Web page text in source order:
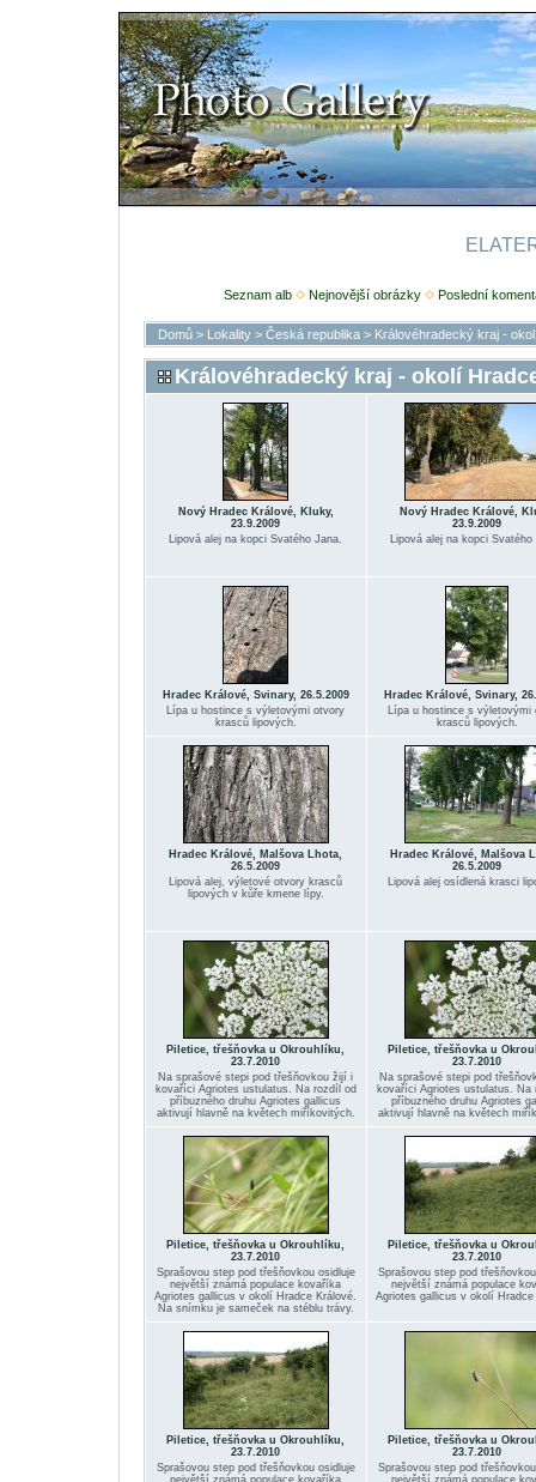
Seznam alb Nejnovější obrázky Poslední
Domů> Lokality> Česká republika> Královéhradecký kraj -
Královéhradecký kraj - okolí
Nový Hradec Králové, Kluky,
23.9.2009
Lipová alej na kopci Svatého Jana.
Nový Hradec Králové,
23.9.2009
Lipová alej na kopci Svatého
Hradec Králové, Svinary, 26.5.2009
Lípa u hostince s výletovými otvory
krasců lipových.
Hradec Králové, Svinary,
Lípa u hostince s výletovými
krasců lipových.
Hradec Králové, Malšova Lhota,
26.5.2009
Lipová alej, výletové otvory krasců
lipových v kůře kmene lípy.
Hradec Králové, Malšova
26.5.2009
Lipová alej osídlená krasci
Piletice, třešňovka u Okrouhlíku,
23.7.2010
Na sprašové stepi pod třešňovkou žijí i
kovaříci Agriotes ustulatus. Na rozdíl od
příbuzného druhu Agriotes gallicus
aktivují hlavně na květech miříkovitých.
Piletice, třešňovka u
23.7.2010
Na sprašové stepi pod
kovaříci Agriotes ustulatus. Na
příbuzného druhu Agriotes
aktivují hlavně na květech
Piletice, třešňovka u Okrouhlíku,
23.7.2010
Sprašovou step pod třešňovkou osidluje
největší známá populace kovaříka
Agriotes gallicus v okolí Hradce Králové.
Na snímku je sameček na stéblu trávy.
Piletice, třešňovka u
23.7.2010
Sprašovou step pod
největší známá populace
Agriotes gallicus v okolí Hradce
Piletice, třešňovka u Okrouhlíku,
23.7.2010
Sprašovou step pod třešňovkou osidluje
největší známá populace kovaříka
Piletice, třešňovka u
23.7.2010
Sprašovou step pod
největší známá populace